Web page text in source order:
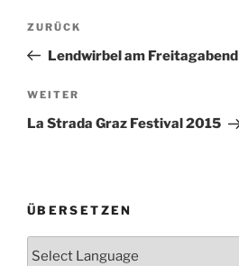
Beitrags-
Vorheriger
Beitrag
ZURÜCK
Lendwirbel am Freitagabend
Nächster
Beitrag
WEITER
La Strada Graz Festival 2015
ÜBERSETZEN